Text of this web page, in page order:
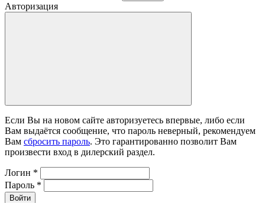
Авторизация
Если Вы на новом сайте авторизуетесь впервые, либо если
Вам выдаётся сообщение, что пароль неверный, рекомендуем
Вам сбросить пароль. Это гарантированно позволит Вам
произвести вход в дилерский раздел.
Логин *
Пароль *
Войти